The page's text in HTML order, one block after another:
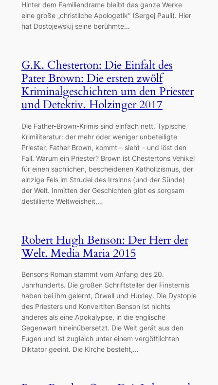
Hinter dem Familiendrame bleibt das ganze Werke
eine große „christliche Apologetik“ (Sergej Pauli). Hier
hat Dostojewskij seine berühmte…
G.K. Chesterton: Die Einfalt des
Pater Brown: Die ersten zwölf
Kriminalgeschichten um den Priester
und Detektiv. Holzinger 2017
Die Father-Brown-Krimis sind einfach nett. Typische
Krimiliteratur: der mehr oder weniger unbeteiligte
Priester, Father Brown, kommt – sieht – und löst den
Fall. Warum ein Priester? Brown ist Chestertons Vehikel
für einen sachlichen, bescheidenen Katholizismus, der
einzige Fels im Strudel des Irrsinns (und der Sünde)
der Welt. Inmitten der Geschichten gibt es sorgsam
destillierte Weltweisheit,…
Robert Hugh Benson: Der Herr der
Welt. Media Maria 2015
Bensons Roman stammt vom Anfang des 20.
Jahrhunderts. Die großen Schriftsteller der Finsternis
haben bei ihm gelernt, Orwell und Huxley. Die Dystopie
des Priesters und Konvertiten Benson ist nichts
anderes als eine Apokalypse, in die englische
Gegenwart hineinübersetzt. Die Welt gerät aus den
Fugen und ist zugleich unter einem vergöttlichten
Diktator geeint. Die Kirche besteht,…